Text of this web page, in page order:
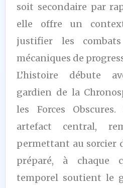
soit secondaire par
elle offre un
justifier les
mécaniques de
L’histoire débute
gardien de la
les Forces Obscures.
artefact central,
permettant au sorcier
préparé, à chaque
temporel soutient le